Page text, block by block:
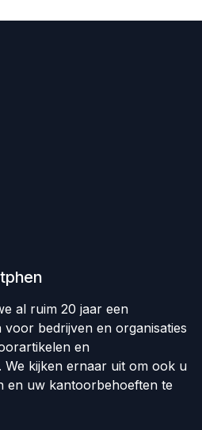
al ruim 20 jaar een
bedrijven en organisaties
en
We kijken ernaar uit om ook u
en uw kantoorbehoeften te